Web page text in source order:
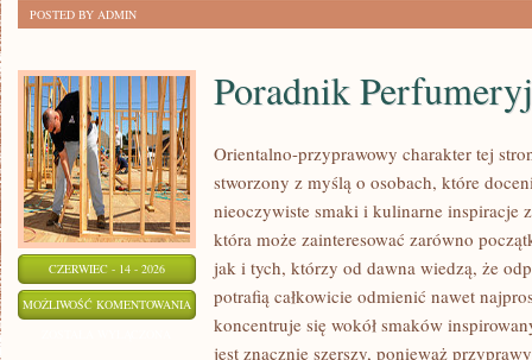
POSTED BY ADMIN
CZERWIEC - 14 - 2026
MOŻLIWOŚĆ KOMENTOWANIA PORADNIK
PERFUMERYJNY
Poradnik
Orientalno-przyprawowy charakter tej
stworzony z myślą o osobach, które
nieoczywiste smaki i kulinarne inspiracje
która może zainteresować zarówno
jak i tych, którzy od dawna wiedzą, że
potrafią całkowicie odmienić nawet
koncentruje się wokół smaków
jest znacznie szerszy, ponieważ